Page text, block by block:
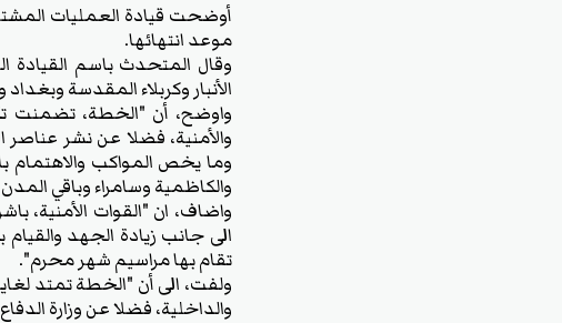
أوضحت قيادة العمليات
موعد انتهائها.
وقال المتحدث باسم القيادة
الأنبار وكربلاء المقدسة
واوضح، أن "الخطة، تضمنت
والأمنية، فضلا عن نشر
وما يخص المواكب والاهتمام
والكاظمية وسامراء وباقي
واضاف، ان "القوات الأمنية،
الى جانب زيادة الجهد
تقام بها مراسيم شهر محرم".
ولفت، الى أن "الخطة تمتد
والداخلية، فضلا عن وزارة